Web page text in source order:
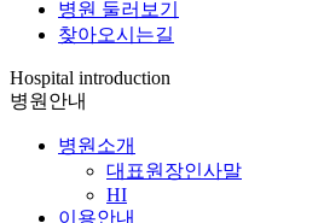
병원 둘러보기
찾아오시는길
Hospital introduction
병원안내
병원소개
대표원장인사말
HI
이용안내